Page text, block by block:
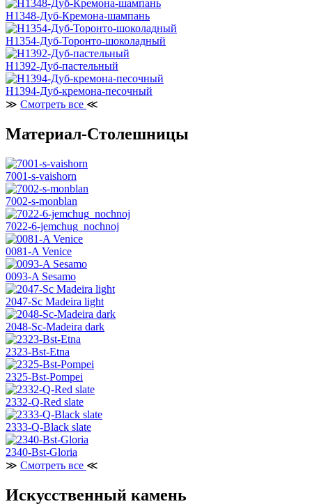
H1348-Дуб-Кремона-шампань
H1354-Дуб-Торонто-шоколадный
H1392-Дуб-пастельный
H1394-Дуб-кремона-песочный
≫ Смотреть все ≪
Материал-Столешницы
7001-s-vaishorn
7002-s-monblan
7022-6-jemchug_nochnoj
0081-A Venice
0093-A Sesamo
2047-Sc Madeira light
2048-Sc-Madeira dark
2323-Bst-Etna
2325-Bst-Pompei
2332-Q-Red slate
2333-Q-Black slate
2340-Bst-Gloria
≫ Смотреть все ≪
Искусственный камень